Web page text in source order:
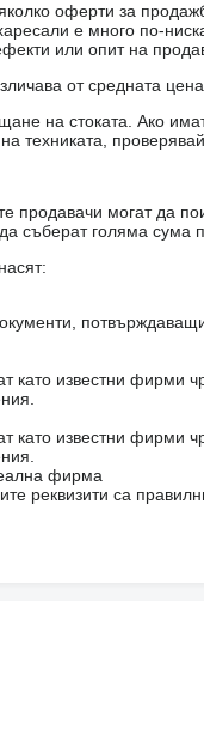
оферти за
е много по-
или опит на
от средната
на стоката. Ако
техниката,
могат да
съберат голяма сума
като известни фирми
като известни фирми
фирма
реквизити са